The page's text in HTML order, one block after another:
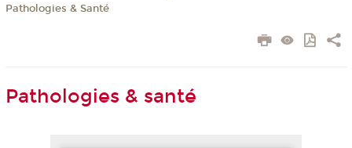
Pathologies & Santé
Pathologies & santé